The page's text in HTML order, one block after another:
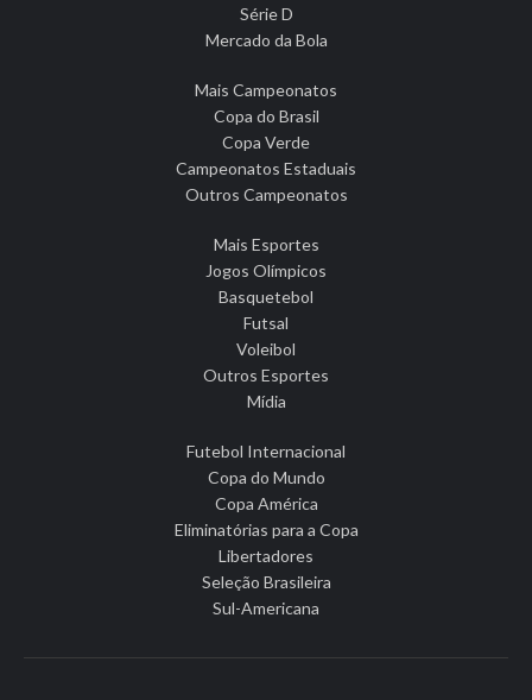
Série D
Mercado da Bola
Mais Campeonatos
Copa do Brasil
Copa Verde
Campeonatos Estaduais
Outros Campeonatos
Mais Esportes
Jogos Olímpicos
Basquetebol
Futsal
Voleibol
Outros Esportes
Mídia
Futebol Internacional
Copa do Mundo
Copa América
Eliminatórias para a Copa
Libertadores
Seleção Brasileira
Sul-Americana